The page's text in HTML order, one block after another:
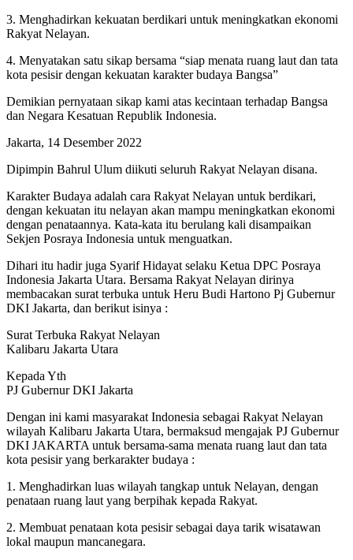
3. Menghadirkan kekuatan berdikari untuk meningkatkan ekonomi
Rakyat Nelayan.
4. Menyatakan satu sikap bersama “siap menata ruang laut dan tata
kota pesisir dengan kekuatan karakter budaya Bangsa”
Demikian pernyataan sikap kami atas kecintaan terhadap Bangsa
dan Negara Kesatuan Republik Indonesia.
Jakarta, 14 Desember 2022
Dipimpin Bahrul Ulum diikuti seluruh Rakyat Nelayan disana.
Karakter Budaya adalah cara Rakyat Nelayan untuk berdikari,
dengan kekuatan itu nelayan akan mampu meningkatkan ekonomi
dengan penataannya. Kata-kata itu berulang kali disampaikan
Sekjen Posraya Indonesia untuk menguatkan.
Dihari itu hadir juga Syarif Hidayat selaku Ketua DPC Posraya
Indonesia Jakarta Utara. Bersama Rakyat Nelayan dirinya
membacakan surat terbuka untuk Heru Budi Hartono Pj Gubernur
DKI Jakarta, dan berikut isinya :
Surat Terbuka Rakyat Nelayan
Kalibaru Jakarta Utara
Kepada Yth
PJ Gubernur DKI Jakarta
Dengan ini kami masyarakat Indonesia sebagai Rakyat Nelayan
wilayah Kalibaru Jakarta Utara, bermaksud mengajak PJ Gubernur
DKI JAKARTA untuk bersama-sama menata ruang laut dan tata
kota pesisir yang berkarakter budaya :
1. Menghadirkan luas wilayah tangkap untuk Nelayan, dengan
penataan ruang laut yang berpihak kepada Rakyat.
2. Membuat penataan kota pesisir sebagai daya tarik wisatawan
lokal maupun mancanegara.